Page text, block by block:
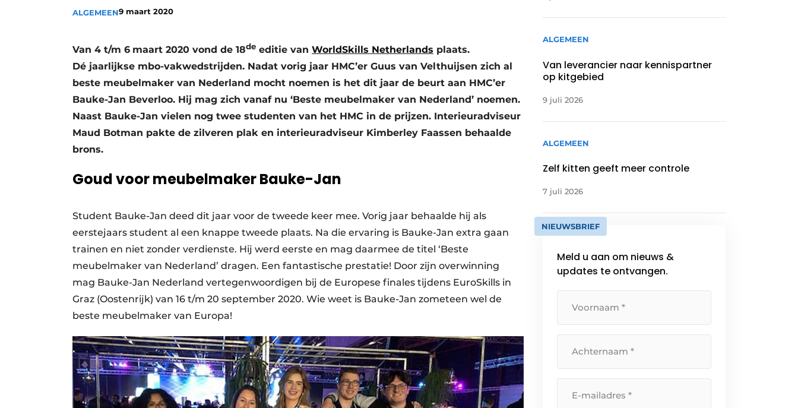
Vacatures
ALGEMEEN9 maart 2020
Van 4 t/m 6 maart 2020 vond de 18de editie van WorldSkills Netherlands plaats.
Dé jaarlijkse mbo-vakwedstrijden. Nadat vorig jaar HMC’er Guus van Velthuijsen zich al
beste meubelmaker van Nederland mocht noemen is het dit jaar de beurt aan HMC’er
Bauke-Jan Beverloo. Hij mag zich vanaf nu ‘Beste meubelmaker van Nederland’ noemen.
Naast Bauke-Jan vielen nog twee studenten van het HMC in de prijzen. Interieuradviseur
Maud Botman pakte de zilveren plak en interieuradviseur Kimberley Faassen behaalde
brons.
Goud voor meubelmaker Bauke-Jan
Student Bauke-Jan deed dit jaar voor de tweede keer mee. Vorig jaar behaalde hij als
eerstejaars student al een knappe tweede plaats. Na die ervaring is Bauke-Jan extra gaan
trainen en niet zonder verdienste. Hij werd eerste en mag daarmee de titel ‘Beste
meubelmaker van Nederland’ dragen. Een fantastische prestatie! Door zijn overwinning
mag Bauke-Jan Nederland vertegenwoordigen bij de Europese finales tijdens EuroSkills in
Graz (Oostenrijk) van 16 t/m 20 september 2020. Wie weet is Bauke-Jan zometeen wel de
beste meubelmaker van Europa!
ALGEMEEN
Van leverancier naar kennispartner
op kitgebied
9 juli 2026
ALGEMEEN
Zelf kitten geeft meer controle
7 juli 2026
NIEUWSBRIEF
Meld u aan om nieuws &
updates te ontvangen.